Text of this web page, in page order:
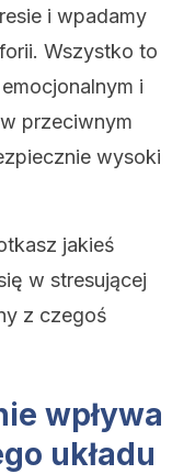
i wpadamy
Wszystko to
i
przeciwnym
wysoki
jakieś
w stresującej
z czegoś
wpływa
układu